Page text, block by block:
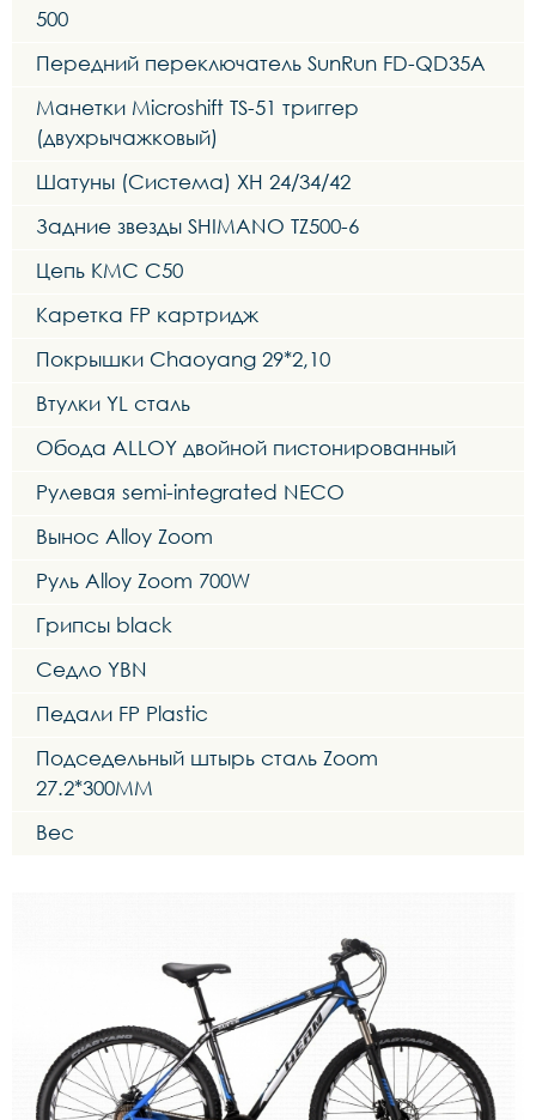
500
Передний переключатель SunRun FD-QD35A
Манетки Microshift TS-51 триггер
(двухрычажковый)
Шатуны (Система) XH 24/34/42
Задние звезды SHIMANO TZ500-6
Цепь KMC C50
Каретка FP картридж
Покрышки Chaoyang 29*2,10
Втулки YL сталь
Обода ALLOY двойной пистонированный
Рулевая semi-integrated NECO
Вынос Alloy Zoom
Руль Alloy Zoom 700W
Грипсы black
Седло YBN
Педали FP Plastic
Подседельный штырь сталь Zoom
27.2*300MM
Вес